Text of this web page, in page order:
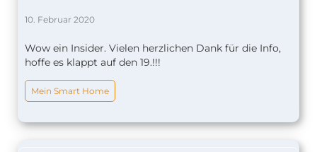
10. Februar 2020
Wow ein Insider. Vielen herzlichen Dank für die Info,
hoffe es klappt auf den 19.!!!
Mein Smart Home